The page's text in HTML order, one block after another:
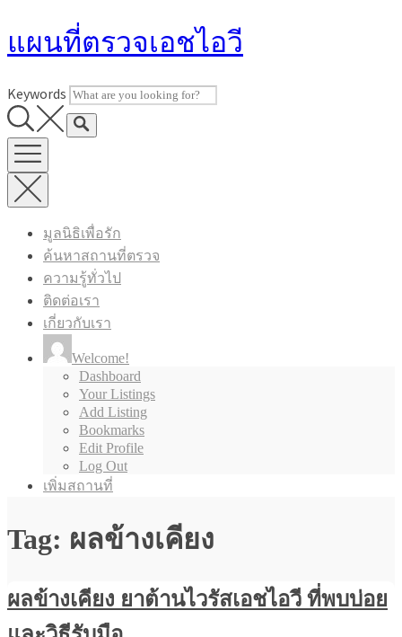
to
แผนที่ตรวจเอชไอวี
Keywords
มูลนิธิเพื่อรัก
ค้นหาสถานที่ตรวจ
ความรู้ทั่วไป
ติดต่อเรา
เกี่ยวกับเรา
Welcome!
Dashboard
Your Listings
Add Listing
Bookmarks
Edit Profile
Log Out
เพิ่มสถานที่
Tag: ผลข้างเคียง
ผลข้างเคียง ยาต้านไวรัสเอชไอวี ที่พบบ่อย